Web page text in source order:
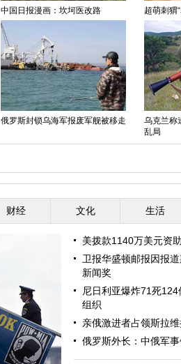
中国日报漫画：坎坷医改路 超萌刺猬
俄罗斯封锁乌海军报废军舰被移走
乌克兰称
乱局
财经 文化 生活
美拨款1140万美元资
卫报华盛顿邮报因报
新闻奖
尼日利亚爆炸71死
组织
亲俄激进者占领斯拉
俄罗斯外长：中俄军